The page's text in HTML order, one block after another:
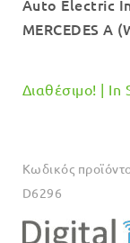
Auto Electric
MERCEDES A
Διαθέσιμο! | In
Κωδικός
D6296